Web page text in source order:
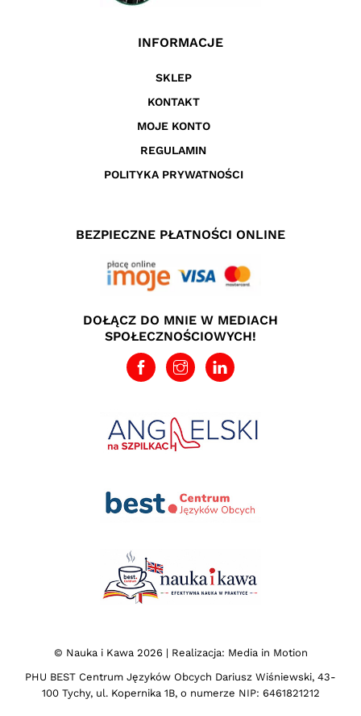
INFORMACJE
SKLEP
KONTAKT
MOJE KONTO
REGULAMIN
POLITYKA PRYWATNOŚCI
BEZPIECZNE PŁATNOŚCI ONLINE
DOŁĄCZ DO MNIE W MEDIACH
SPOŁECZNOŚCIOWYCH!
© Nauka i Kawa 2026 | Realizacja: Media in Motion
PHU BEST Centrum Języków Obcych Dariusz Wiśniewski, 43-
100 Tychy, ul. Kopernika 1B, o numerze NIP: 6461821212